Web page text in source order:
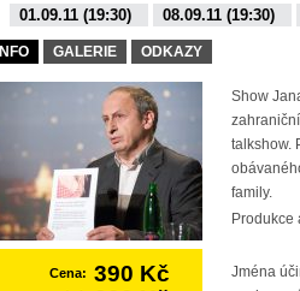
01.09.11 (19:30)
08.09.11 (19:30)
10.11.15 (19:30)
16.11.15 (19:30)
INFO GALERIE ODKAZY
Show
talkshow.
family.
Produkce
Jména
Cena: 390 Kč